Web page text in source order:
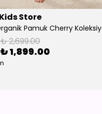
Store
₺ 2,699.00
₺ 1,899.00